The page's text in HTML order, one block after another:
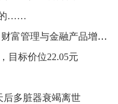
的……
国泰君安国际：中期收入逆势上升 财富管理与金融产品增速显著
目标价位22.05元
后多脏器衰竭离世